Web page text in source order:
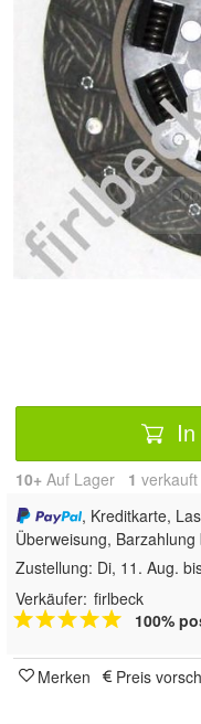
10+ Auf Lager 1 verkauft
, Kreditkarte,
Überweisung, Barzahlung
Zustellung: Di, 11. Aug.
Verkäufer: firlbeck
100%
Merken Preis